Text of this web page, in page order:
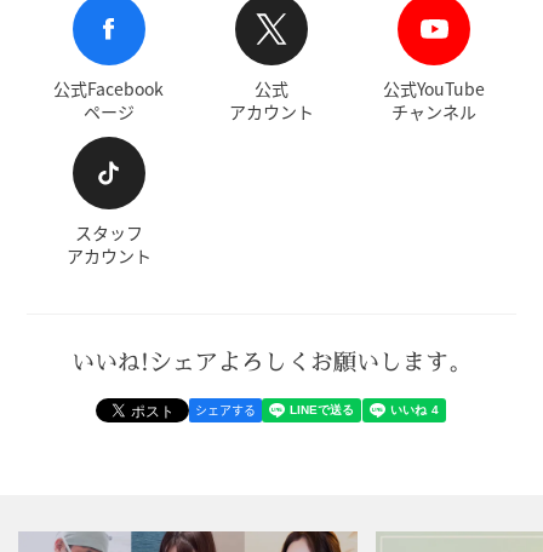
公式Facebook
ページ
公式
アカウント
公式YouTube
チャンネル
スタッフ
アカウント
いいね!シェアよろしくお願いします。
シェアする